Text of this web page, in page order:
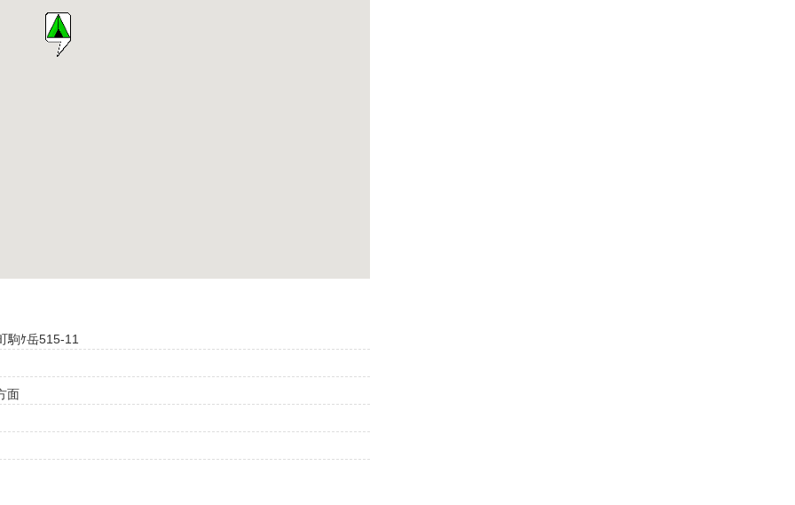
駒ｹ岳515-11
面